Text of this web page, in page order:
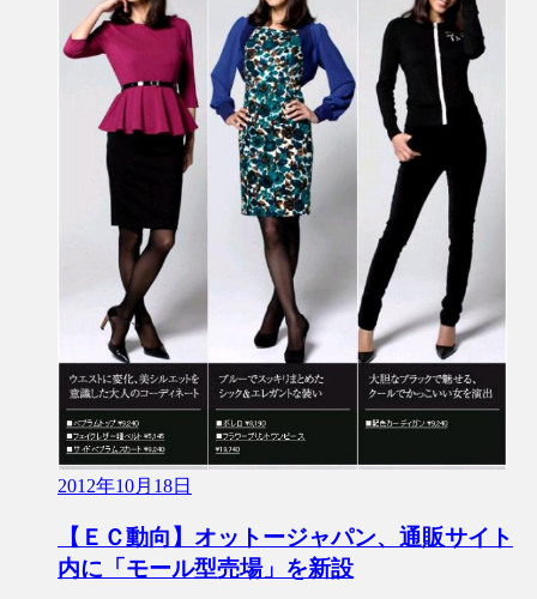
2012年10月18日
【ＥＣ動向】オットージャパン、通販サイト
内に「モール型売場」を新設